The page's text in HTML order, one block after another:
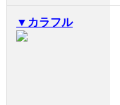
▼ カラフル